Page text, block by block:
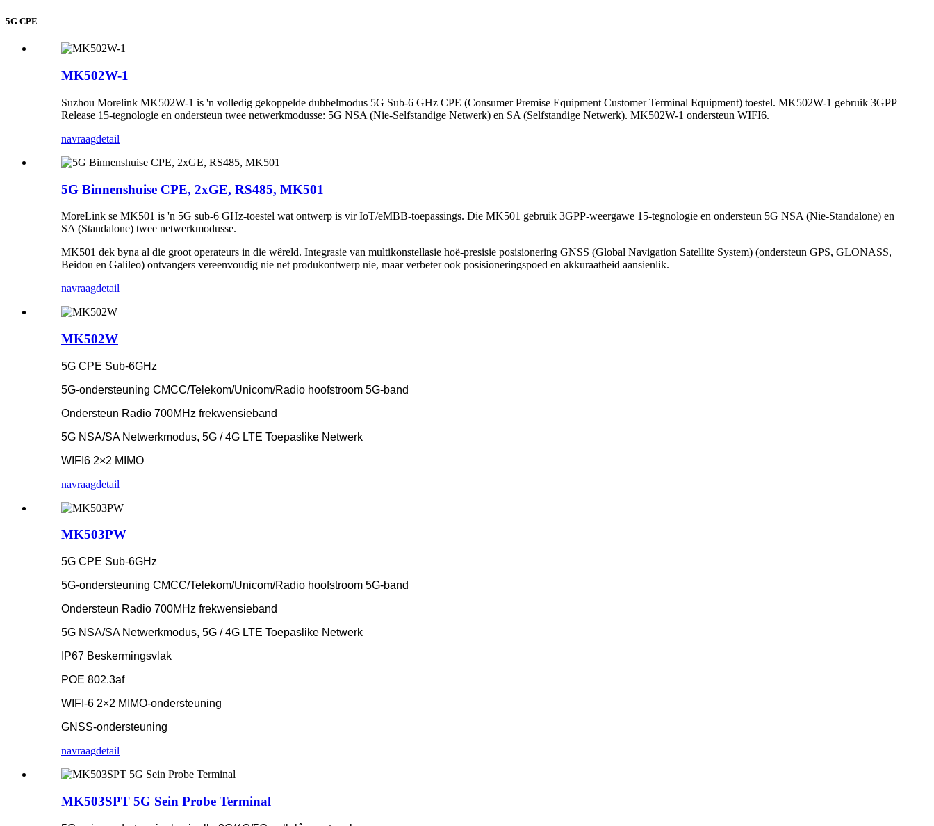
5G CPE
MK502W-1
Suzhou Morelink MK502W-1 is 'n volledig gekoppelde dubbelmodus 5G Sub-6 GHz CPE (Consumer Premise Equipment Customer Terminal Equipment) toestel. MK502W-1 gebruik 3GPP
Release 15-tegnologie en ondersteun twee netwerkmodusse: 5G NSA (Nie-Selfstandige Netwerk) en SA (Selfstandige Netwerk). MK502W-1 ondersteun WIFI6.
navraagdetail
5G Binnenshuise CPE, 2xGE, RS485, MK501
MoreLink se MK501 is 'n 5G sub-6 GHz-toestel wat ontwerp is vir IoT/eMBB-toepassings. Die MK501 gebruik 3GPP-weergawe 15-tegnologie en ondersteun 5G NSA (Nie-Standalone) en
SA (Standalone) twee netwerkmodusse.
MK501 dek byna al die groot operateurs in die wêreld. Integrasie van multikonstellasie hoë-presisie posisionering GNSS (Global Navigation Satellite System) (ondersteun GPS, GLONASS,
Beidou en Galileo) ontvangers vereenvoudig nie net produkontwerp nie, maar verbeter ook posisioneringspoed en akkuraatheid aansienlik.
navraagdetail
MK502W
5G CPE Sub-6GHz
5G-ondersteuning CMCC/Telekom/Unicom/Radio hoofstroom 5G-band
Ondersteun Radio 700MHz frekwensieband
5G NSA/SA Netwerkmodus, 5G / 4G LTE Toepaslike Netwerk
WIFI6 2×2 MIMO
navraagdetail
MK503PW
5G CPE Sub-6GHz
5G-ondersteuning CMCC/Telekom/Unicom/Radio hoofstroom 5G-band
Ondersteun Radio 700MHz frekwensieband
5G NSA/SA Netwerkmodus, 5G / 4G LTE Toepaslike Netwerk
IP67 Beskermingsvlak
POE 802.3af
WIFI-6 2×2 MIMO-ondersteuning
GNSS-ondersteuning
navraagdetail
MK503SPT 5G Sein Probe Terminal